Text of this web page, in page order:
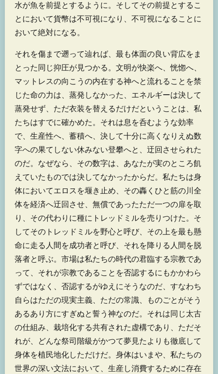
水が魚を前提とするように。そしてその前提とするこ
とにおいて貨幣は不可視になり、不可視になることに
おいて絶対になる。
それを傷まで遡って辿れば、最も体面の良い背広をま
とった同じ抑圧が見つかる。文明が快楽へ、恍惚へ、
マットレスの向こうの内在する神へと流れることを禁
じた命の力は、蒸発しなかった、エネルギーは決して
蒸発せず、ただ衣装を替えるだけだということは、私
たちはすでに確かめた。それは息を呑むような効率
で、生産性へ、蓄積へ、決して十分に高くなりえぬ数
字への果てしない休みない登攀へと、迂回させられた
のだ。なぜなら、その数字は、あなたが実のところ飢
えていたものでは決してなかったからだ。私たちは身
体においてエロスを堰き止め、その轟くひと筋の川全
体を経済へ迂回させ、無償であったただ一つの扉を取
り、その代わりに種にトレッドミルを売りつけた。そ
してそのトレッドミルを野心と呼び、その上を最も懸
命に走る人間を成功者と呼び、それを降りる人間を脱
落者と呼ぶ。市場は私たちの時代の君臨する宗教であ
って、それが宗教であることを否認するにもかかわら
ずではなく、否認するがゆえにそうなのだ、すなわち
自らはただの現実主義、ただの常識、ものごとがそう
あるあり方にすぎぬと誓う神なのだ。それは同じ太古
の仕組み、栽培化する共有された虚構であり、ただそ
れが、どんな祭司階級がかつて夢見たよりも徹底して
身体を植民地化しただけだ。身体はいまや、私たちの
世界の深い文法において、生産し消費するために存在